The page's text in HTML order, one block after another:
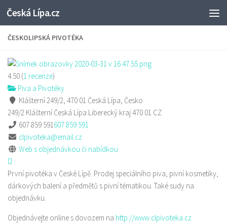
Skip to content
Česká Lípa.cz
ČESKOLIPSKÁ PIVOTÉKA
4.50 (1 recenze)
Piva a Pivotéky
Klášterní 249/2, 470 01 Česká Lípa, Česko
249/2 Klášterní Česká Lípa Liberecký kraj470 01 CZ
607 859 591607 859 591
clpivoteka@email.cz
Web s objednávkou či nabídkou
První pivotéka v České Lípě. Prodej speciálního piva, pivní kosmetiky,
dárkových balení a předmětů s pivní tématikou. Také sudy na
objednávku.
Objednávejte online s dovozem na http://www.clpivoteka.cz